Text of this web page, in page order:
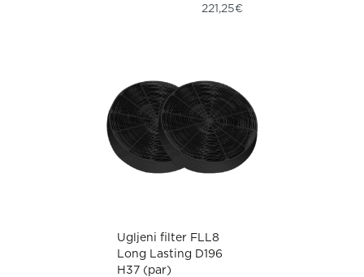
221,25€
Ugljeni filter FLL8
Long Lasting D196
H37 (par)